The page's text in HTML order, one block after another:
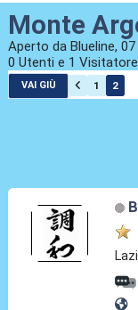
Monte
Aperto da Blueline, 07
0 Utenti e 1
VAI GIÙ 1 2